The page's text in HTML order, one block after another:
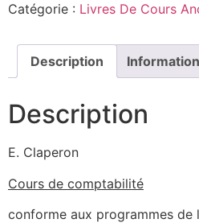
Catégorie : Livres De Cours
Description
Description
E. Claperon
Cours de comptabilité
conforme aux programmes de